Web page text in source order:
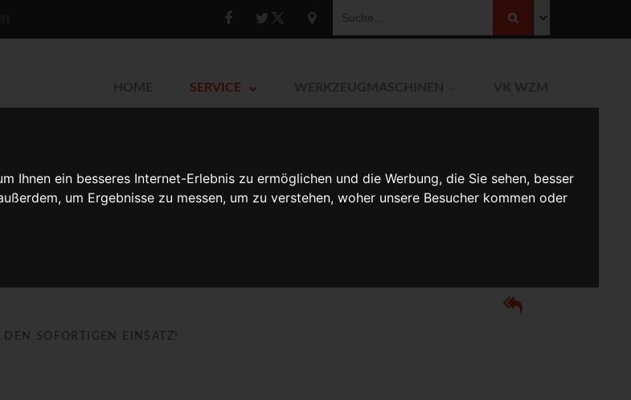
Ihnen ein besseres Internet-Erlebnis zu ermöglichen und die Werbung, die Sie sehen, besser
um Ergebnisse zu messen, um zu verstehen, woher unsere Besucher kommen oder
SERVICE
SOFORTIGEN EINSATZ!